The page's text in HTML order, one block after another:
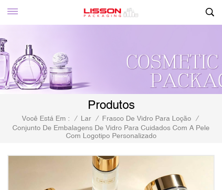
Produtos
Você Está Em : / Lar / Frasco De Vidro Para Loção /
Conjunto De Embalagens De Vidro Para Cuidados Com A Pele
Com Logotipo Personalizado